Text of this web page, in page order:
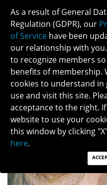
ENFERMEDAD
As a result of General
Regulation (GDPR), our
of Service have been
our relationship with
to recognize members
benefits of membership.
cookies to understand in
use and visit this site.
acceptance to the right.
website to use your
this window by clicking
here.